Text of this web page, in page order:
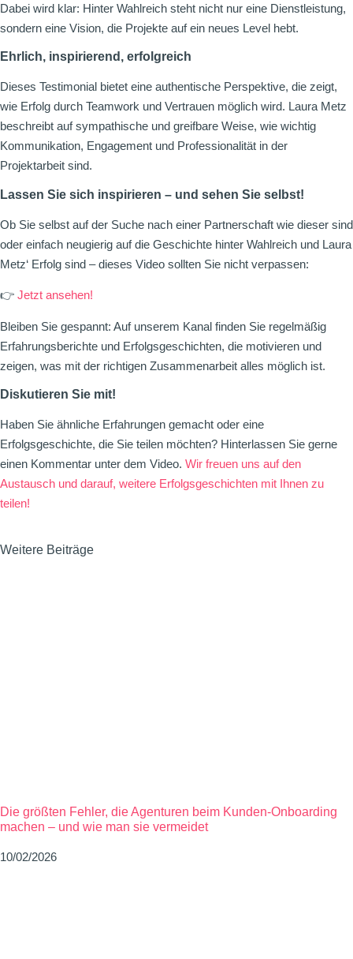
Dabei wird klar: Hinter Wahlreich steht nicht nur eine Dienstleistung,
sondern eine Vision, die Projekte auf ein neues Level hebt.
Ehrlich, inspirierend, erfolgreich
Dieses Testimonial bietet eine authentische Perspektive, die zeigt,
wie Erfolg durch Teamwork und Vertrauen möglich wird. Laura Metz
beschreibt auf sympathische und greifbare Weise, wie wichtig
Kommunikation, Engagement und Professionalität in der
Projektarbeit sind.
Lassen Sie sich inspirieren – und sehen Sie selbst!
Ob Sie selbst auf der Suche nach einer Partnerschaft wie dieser sind
oder einfach neugierig auf die Geschichte hinter Wahlreich und Laura
Metz‘ Erfolg sind – dieses Video sollten Sie nicht verpassen:
👉 Jetzt ansehen!
Bleiben Sie gespannt: Auf unserem Kanal finden Sie regelmäßig
Erfahrungsberichte und Erfolgsgeschichten, die motivieren und
zeigen, was mit der richtigen Zusammenarbeit alles möglich ist.
Diskutieren Sie mit!
Haben Sie ähnliche Erfahrungen gemacht oder eine
Erfolgsgeschichte, die Sie teilen möchten? Hinterlassen Sie gerne
einen Kommentar unter dem Video. Wir freuen uns auf den
Austausch und darauf, weitere Erfolgsgeschichten mit Ihnen zu
teilen!
Weitere Beiträge
Die größten Fehler, die Agenturen beim Kunden-Onboarding
machen – und wie man sie vermeidet
10/02/2026